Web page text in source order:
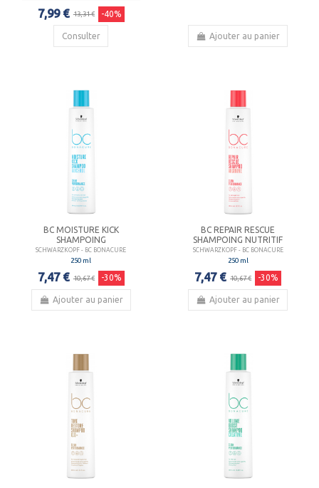
7,99 € 13,31 € -40%
Consulter Ajouter au panier
BC MOISTURE KICK
SHAMPOING
SCHWARZKOPF - BC BONACURE
250 ml
7,47 € 10,67 € -30%
Ajouter au panier
BC REPAIR RESCUE
SHAMPOING NUTRITIF
SCHWARZKOPF - BC BONACURE
250 ml
7,47 € 10,67 € -30%
Ajouter au panier